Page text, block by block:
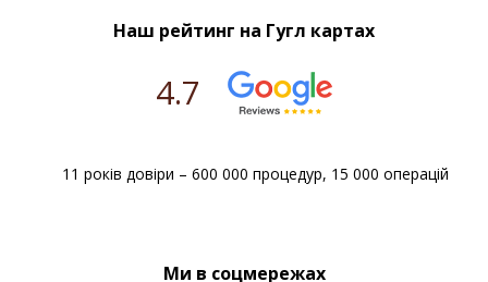
Наш рейтинг на Гугл картах
4.7
11 років довіри – 600 000 процедур, 15 000 операцій
Ми в соцмережах